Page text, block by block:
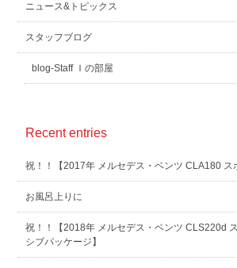
ニュース&トピックス
スタッフブログ
blog-Staff Ｉの部屋
Recent entries
祝！！【2017年 メルセデス・ベンツ CLA180 ス
お風呂上りに
祝！！【2018年 メルセデス・ベンツ CLS220d
シブパッケージ】